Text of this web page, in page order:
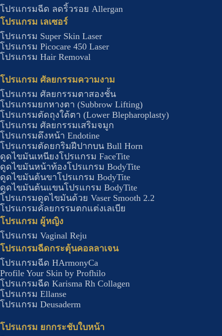
โปรแกรมฉีด ลดริ้วรอย Allergan
โปรแกรม เลเซอร์
โปรแกรม Super Skin Laser
โปรแกรม Picocare 450 Laser
โปรแกรม Hair Removal
โปรแกรม ศัลยกรรมความงาม
โปรแกรม ศัลยกรรมตาสองชั้น
โปรแกรมยกหางตา (Subbrow Lifting)
โปรแกรมตัดถุงใต้ตา (Lower Blepharoplasty)
โปรแกรม ศัลยกรรมเสริมจมูก
โปรแกรมดึงหน้า Endotine
โปรแกรมตัดยกริมฝีปากบน Bull Horn
ดูดไขมันเหนียงโปรแกรม FaceTite
ดูดไขมันหน้าท้องโปรแกรม BodyTite
ดูดไขมันต้นขาโปรแกรม BodyTite
ดูดไขมันต้นแขนโปรแกรม BodyTite
โปรแกรมดูดไขมันด้วย Vaser Smooth 2.2
โปรแกรมคัลยกรรมตกแต่งเลเบีย
โปรแกรม ผู้หญิง
โปรแกรม Vaginal Reju
โปรแกรมฉีดกระตุ้นคอลลาเจน
โปรแกรมฉีด HArmonyCa
Profile Your Skin by Profhilo
โปรแกรมฉีด Karisma Rh Collagen
โปรแกรม Ellanse
โปรแกรม Deusaderm
โปรแกรม ยกกระชับใบหน้า